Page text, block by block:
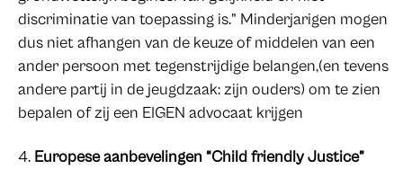
discriminatie van toepassing is.” Minderjarigen mogen
dus niet afhangen van de keuze of middelen van een
ander persoon met tegenstrijdige belangen,(en tevens
andere partij in de jeugdzaak: zijn ouders) om te zien
bepalen of zij een EIGEN advocaat krijgen
Europese aanbevelingen “Child friendly Justice”